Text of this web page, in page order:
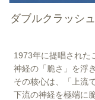
ダブルクラッシ
1973年に提唱された
神経の「脆さ」を浮
その核心は、「上流
下流の神経を極端に